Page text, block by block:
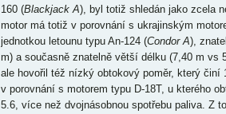
160 (Blackjack A), byl totiž shledán jako zcela
motor má totiž v porovnání s ukrajinským
jednotkou letounu typu An-124 (Condor A),
m) a současně znatelně větší délku (7,40 m vs
ale hovořil též nízký obtokový poměr, který činí
v porovnání s motorem typu D-18T, u kterého
5.6, více než dvojnásobnou spotřebu paliva. Z